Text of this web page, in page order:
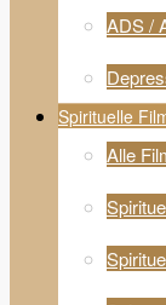
ADS /
Spirituelle
Alle